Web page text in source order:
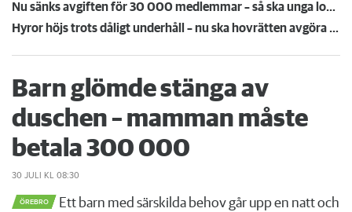
Nu sänks avgiften för 30 000 medlemmar – så ska unga lockas till Hyresgästföreningen
Hyror höjs trots dåligt underhåll – nu ska hovrätten avgöra oklart rättsläge
Barn glömde stänga av
duschen – mamman måste
betala 300 000
30 JULI KL 08:30
ÖREBRO
Ett barn med särskilda behov går upp en natt och